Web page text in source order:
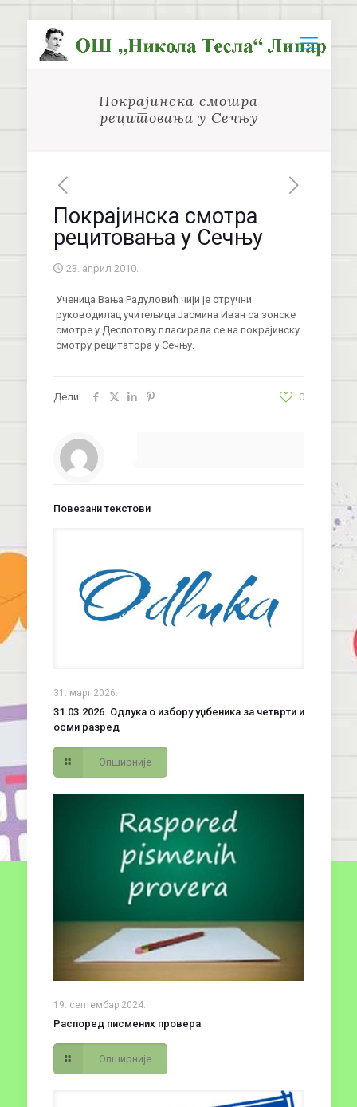
Покрајинска смотра
рецитовања у Сечњу
Покрајинска смотра
рецитовања у Сечњу
23. април 2010.
Ученица Вања Радуловић чији је стручни
руководилац учитељица Јасмина Иван са зонске
смотре у Деспотову пласирала се на покрајинску
смотру рецитатора у Сечњу.
Дели 0
Повезани текстови
31. март 2026.
31.03.2026. Одлука о избору уџбеника за четврти и
осми разред
Опширније
19. септембар 2024.
Распоред писмених провера
Опширније